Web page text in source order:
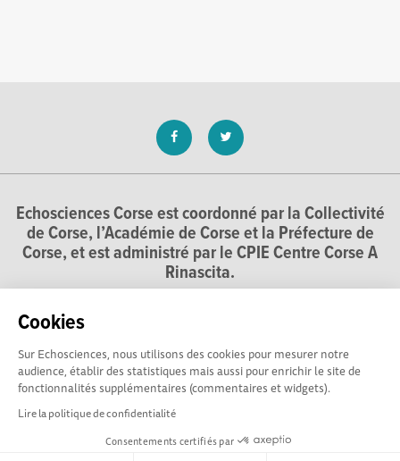
Cookies
Sur Echosciences, nous utilisons des cookies pour mesurer notre
audience, établir des statistiques mais aussi pour enrichir le site de
fonctionnalités supplémentaires (commentaires et widgets).
Lire la politique de confidentialité
Consentements certifiés par
Echosciences Corse est coordonné par la Collectivité
de Corse, l’Académie de Corse et la Préfecture de
Corse, et est administré par le CPIE Centre Corse A
Rinascita.